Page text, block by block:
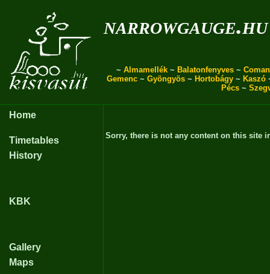
narrowgauge.hu
~ Almamellék ~ Balatonfenyves ~
Gemenc ~ Gyöngyös ~ Hortobágy ~ Kaszó
Pécs ~
Home
Timetables
History
KBK
Gallery
Maps
Sorry, there is not any content on this site